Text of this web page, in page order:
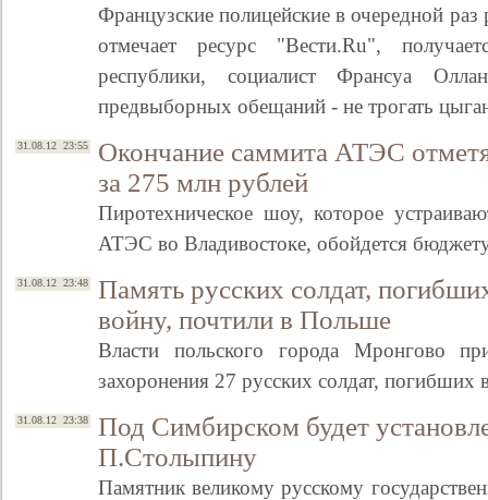
Французские полицейские в очередной
отмечает ресурс "Вести.Ru",
республики, социалист Франсуа
предвыборных обещаний - не трогать
31.08.12 23:55
Окончание саммита АТЭС
за 275 млн рублей
Пиротехническое шоу, которое
АТЭС во Владивостоке, обойдется
31.08.12 23:48
Память русских солдат,
войну, почтили в Польше
Власти польского города Мронгово
захоронения 27 русских солдат,
31.08.12 23:38
Под Симбирском будет
П.Столыпину
Памятник великому русскому
Свидетельство